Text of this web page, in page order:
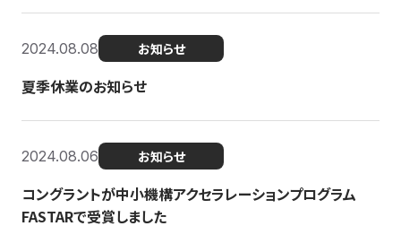
2024.08.08 お知らせ
夏季休業のお知らせ
2024.08.06 お知らせ
コングラントが中小機構アクセラレーションプログラム
FASTARで受賞しました